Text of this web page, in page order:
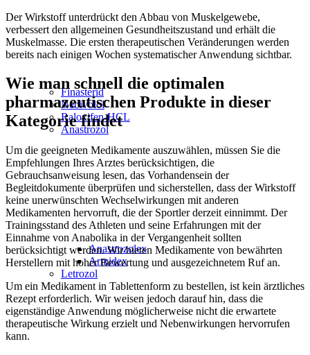
Finasterid
Nebivolol
Raloxifen-HCL
Anastrozol
Anastrozolex
Armidex
Letrozol
Der Wirkstoff unterdrückt den Abbau von Muskelgewebe,
verbessert den allgemeinen Gesundheitszustand und erhält die
Muskelmasse. Die ersten therapeutischen Veränderungen werden
bereits nach einigen Wochen systematischer Anwendung sichtbar.
Wie man schnell die optimalen
pharmazeutischen Produkte in dieser
Kategorie findet
Um die geeigneten Medikamente auszuwählen, müssen Sie die
Empfehlungen Ihres Arztes berücksichtigen, die
Gebrauchsanweisung lesen, das Vorhandensein der
Begleitdokumente überprüfen und sicherstellen, dass der Wirkstoff
keine unerwünschten Wechselwirkungen mit anderen
Medikamenten hervorruft, die der Sportler derzeit einnimmt. Der
Trainingsstand des Athleten und seine Erfahrungen mit der
Einnahme von Anabolika in der Vergangenheit sollten
berücksichtigt werden. Wir bieten Medikamente von bewährten
Herstellern mit hoher Bewertung und ausgezeichnetem Ruf an.
Um ein Medikament in Tablettenform zu bestellen, ist kein ärztliches
Rezept erforderlich. Wir weisen jedoch darauf hin, dass die
eigenständige Anwendung möglicherweise nicht die erwartete
therapeutische Wirkung erzielt und Nebenwirkungen hervorrufen
kann.